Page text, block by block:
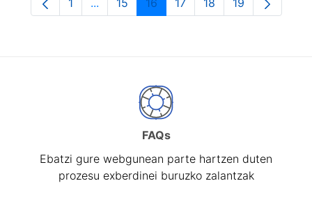
Orrialdea
1 ...Intermediate Pages Use TAB to navigate.
Orrialdea
15 Orrialdea
16 Orrialdea
17 Orrialdea
18 Orrialdea
19
FAQs
Ebatzi gure webgunean parte hartzen duten
prozesu exberdinei buruzko zalantzak